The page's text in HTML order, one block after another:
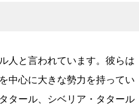
人と言われています。彼らは
中心に大きな勢力を持ってい
タール、シベリア・タタール